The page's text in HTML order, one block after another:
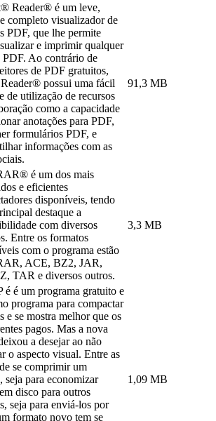
Reader® é um leve,
completo visualizador de
PDF, que lhe permite
e imprimir qualquer
Ao contrário de
de PDF gratuitos,
possui uma fácil
de utilização de recursos
como a capacidade
anotações para PDF,
formulários PDF, e
informações com as
91,3 MB
é um dos mais
e eficientes
disponíveis, tendo
destaque a
com diversos
Entre os formatos
com o programa estão
ACE, BZ2, JAR,
TAR e diversos outros.
3,3 MB
é é um programa gratuito e
programa para compactar
e se mostra melhor que os
pagos. Mas a nova
a desejar ao não
o aspecto visual. Entre as
se comprimir um
seja para economizar
disco para outros
seja para enviá-los por
formato novo tem se
1,09 MB